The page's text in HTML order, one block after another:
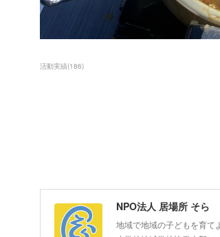
活動実績(186)
NPO法人 居場所 そら
地域で地域の子どもを育て